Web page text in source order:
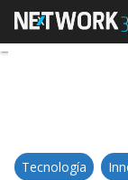
Tecnología